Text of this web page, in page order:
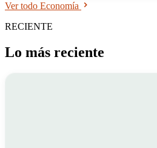
Ver todo Economía
RECIENTE
Lo más reciente